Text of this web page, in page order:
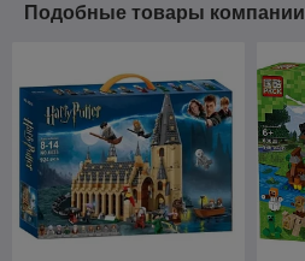
Подобные товары компании